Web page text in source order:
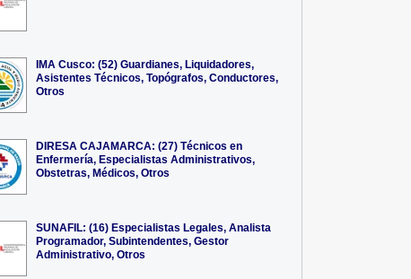
IMA Cusco: (52) Guardianes, Liquidadores,
Asistentes Técnicos, Topógrafos, Conductores,
Otros
DIRESA CAJAMARCA: (27) Técnicos en
Enfermería, Especialistas Administrativos,
Obstetras, Médicos, Otros
SUNAFIL: (16) Especialistas Legales, Analista
Programador, Subintendentes, Gestor
Administrativo, Otros